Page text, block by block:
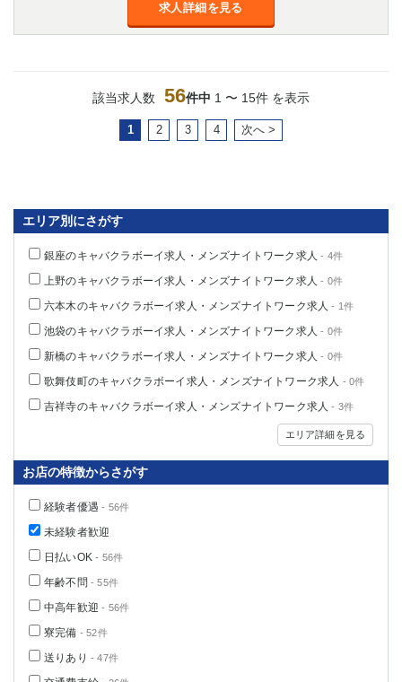
求人詳細を見る
該当求人数 56件中 1 〜 15件 を表示
1 2 3 4 次へ >
エリア別にさがす
銀座のキャバクラボーイ求人・メンズナイトワーク求人 - 4件
上野のキャバクラボーイ求人・メンズナイトワーク求人 - 0件
六本木のキャバクラボーイ求人・メンズナイトワーク求人 - 1件
池袋のキャバクラボーイ求人・メンズナイトワーク求人 - 0件
新橋のキャバクラボーイ求人・メンズナイトワーク求人 - 0件
歌舞伎町のキャバクラボーイ求人・メンズナイトワーク求人 - 0件
吉祥寺のキャバクラボーイ求人・メンズナイトワーク求人 - 3件
エリア詳細を見る
お店の特徴からさがす
経験者優遇 - 56件
未経験者歓迎
日払いOK - 56件
年齢不問 - 55件
中高年歓迎 - 56件
寮完備 - 52件
送りあり - 47件